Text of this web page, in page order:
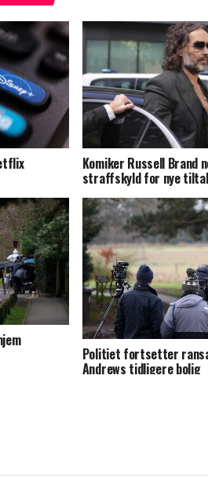
Komiker Russell Brand
straffskyld for nye
Politiet fortsetter
Andrews tidligere bolig